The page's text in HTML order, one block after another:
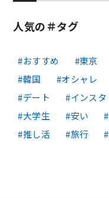
人気の＃タグ
おすすめ 東京
韓国
オシャレ
デート
インスタ
大学生
安い
推し活
旅行